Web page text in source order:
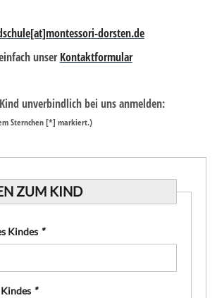
dorsten.de
unserKontaktformular
unverbindlich bei uns anmelden:
Sternchen [*] markiert.)
ZUM KIND
Kindes *
*